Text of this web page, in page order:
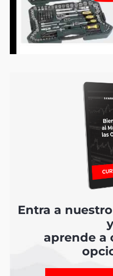
Entra a
y
aprende a